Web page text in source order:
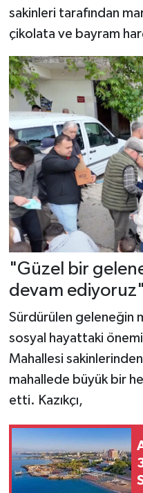
sakinleri tarafından
çikolata ve bayram
"Güzel bir
devam ediyoruz"
Sürdürülen geleneğin
sosyal hayattaki
Mahallesi
mahallede büyük bir
etti. Kazıkçı,